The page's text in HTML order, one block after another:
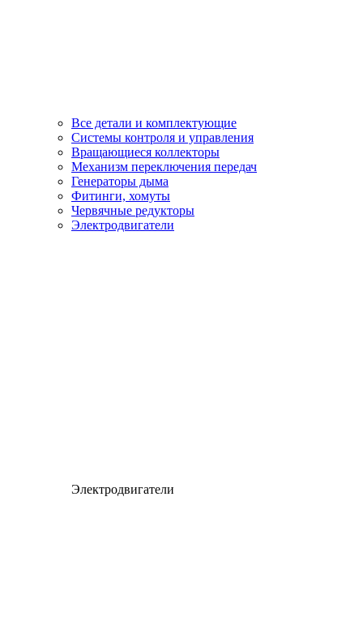
Все детали и комплектующие
Системы контроля и управления
Вращающиеся коллекторы
Механизм переключения передач
Генераторы дыма
Фитинги, хомуты
Червячные редукторы
Электродвигатели
Электродвигатели